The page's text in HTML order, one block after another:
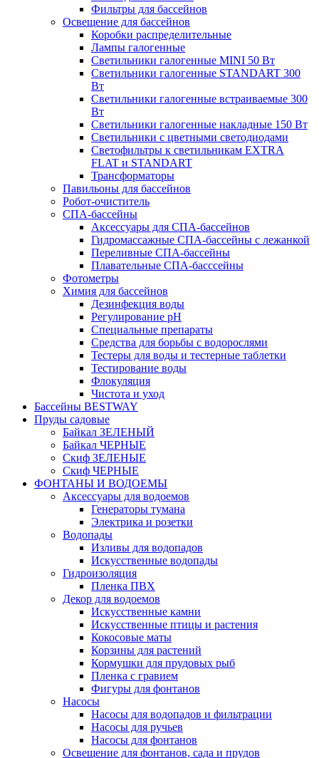
Фильтры для бассейнов
Освещение для бассейнов
Коробки распределительные
Лампы галогенные
Светильники галогенные MINI 50 Вт
Светильники галогенные STANDART 300
Вт
Светильники галогенные встраиваемые 300
Вт
Светильники галогенные накладные 150 Вт
Светильники с цветными светодиодами
Светофильтры к светильникам EXTRA
FLAT и STANDART
Трансформаторы
Павильоны для бассейнов
Робот-очиститель
СПА-бассейны
Аксессуары для СПА-бассейнов
Гидромассажные СПА-бассейны с лежанкой
Переливные СПА-бассейны
Плавательные СПА-басссейны
Фотометры
Химия для бассейнов
Дезинфекция воды
Регулирование pH
Специальные препараты
Средства для борьбы с водорослями
Тестеры для воды и тестерные таблетки
Тестирование воды
Флокуляция
Чистота и уход
Бассейны BESTWAY
Пруды садовые
Байкал ЗЕЛЕНЫЙ
Байкал ЧЕРНЫЕ
Скиф ЗЕЛЕНЫЕ
Скиф ЧЕРНЫЕ
ФОНТАНЫ И ВОДОЕМЫ
Аксессуары для водоемов
Генераторы тумана
Электрика и розетки
Водопады
Изливы для водопадов
Искусственные водопады
Гидроизоляция
Пленка ПВХ
Декор для водоемов
Искусственные камни
Искусственные птицы и растения
Кокосовые маты
Корзины для растений
Кормушки для прудовых рыб
Пленка с гравием
Фигуры для фонтанов
Насосы
Насосы для водопадов и фильтрации
Насосы для ручьев
Насосы для фонтанов
Освещение для фонтанов, сада и прудов